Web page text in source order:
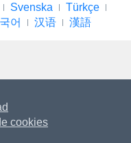
Svenska
Türkçe
어 汉语 漢語
cookies